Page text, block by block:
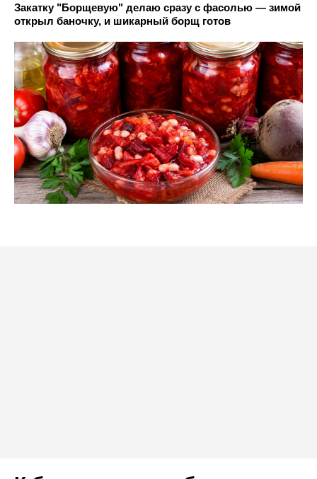
Закатку "Борщевую" делаю сразу с фасолью — зимой
открыл баночку, и шикарный борщ готов